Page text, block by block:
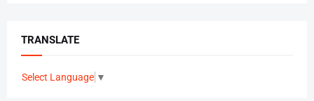
TRANSLATE
Select Language ▼